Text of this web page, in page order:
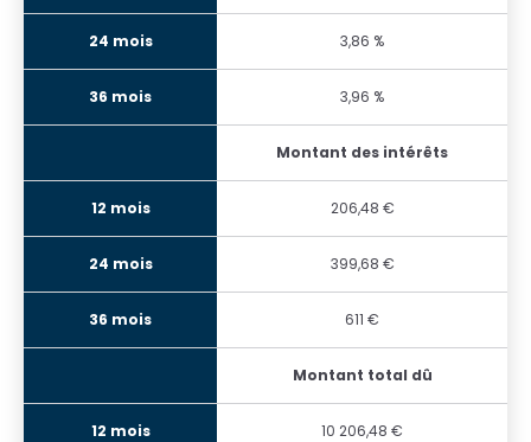
3,86 %
3,96 %
Montant des intérêts
206,48 €
399,68 €
611 €
Montant total dû
10 206,48 €